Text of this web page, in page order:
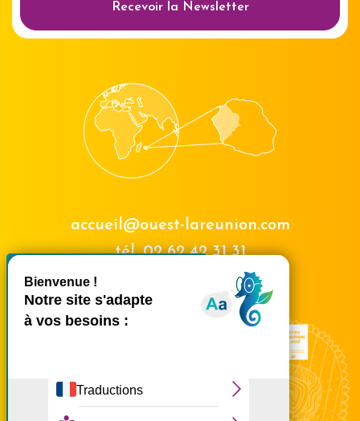
Tout accepter
Masquer le
Recevoir la Newsletter
accueil@ouest-lareunion.com
tél.02 62 42 31 31
Nous rencontrer